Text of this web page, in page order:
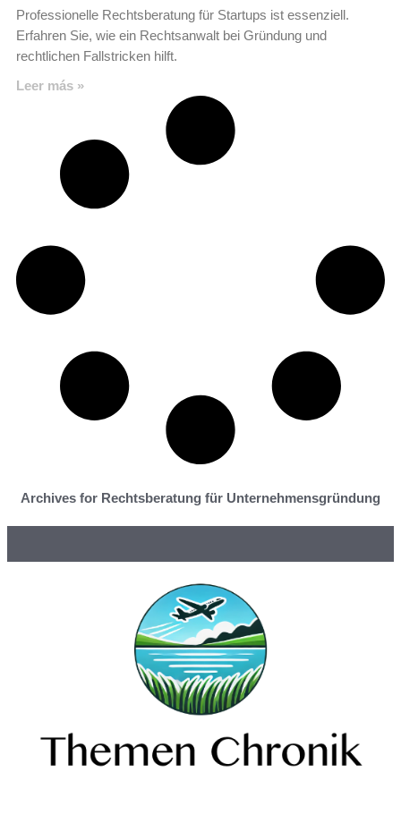
Professionelle Rechtsberatung für Startups ist essenziell.
Erfahren Sie, wie ein Rechtsanwalt bei Gründung und
rechtlichen Fallstricken hilft.
Leer más »
Archives for Rechtsberatung für Unternehmensgründung